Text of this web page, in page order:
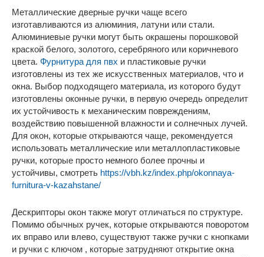
Металлические дверные ручки чаще всего
изготавливаются из алюминия, латуни или стали.
Алюминиевые ручки могут быть окрашены порошковой
краской белого, золотого, серебряного или коричневого
цвета. Фурнитура для пвх и пластиковые ручки
изготовлены из тех же искусственных материалов, что и
окна. Выбор подходящего материала, из которого будут
изготовлены оконные ручки, в первую очередь определит
их устойчивость к механическим повреждениям,
воздействию повышенной влажности и солнечных лучей.
Для окон, которые открываются чаще, рекомендуется
использовать металлические или металлопластиковые
ручки, которые просто немного более прочны и
устойчивы, смотреть https://vbh.kz/index.php/okonnaya-
furnitura-v-kazahstane/
Дескрипторы окон также могут отличаться по структуре.
Помимо обычных ручек, которые открываются поворотом
их вправо или влево, существуют также ручки с кнопками
и ручки с ключом , которые затрудняют открытие окна